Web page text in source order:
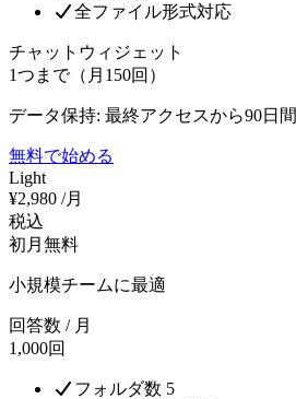
全ファイル形式対応
チャットウィジェット
1つまで（月150回）
データ保持: 最終アクセスから90日間
無料で始める
Light
¥2,980 /月
税込
初月無料
小規模チームに最適
回答数 / 月
1,000回
フォルダ数 5